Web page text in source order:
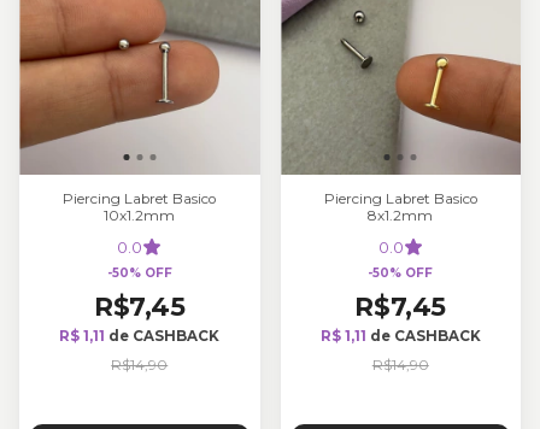
Piercing Labret Basico
10x1.2mm
0.0
-50% OFF
R$7,45
R$ 1,11 de CASHBACK
R$14,90
Piercing Labret Basico
8x1.2mm
0.0
-50% OFF
R$7,45
R$ 1,11 de CASHBACK
R$14,90